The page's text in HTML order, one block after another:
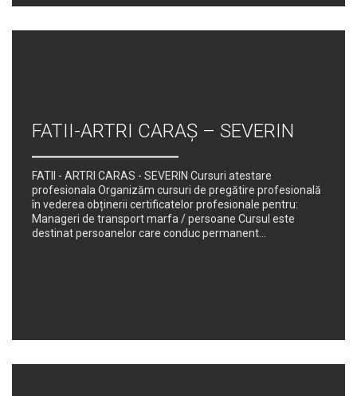
FATII-ARTRI CARAȘ – SEVERIN
FATII - ARTRI CARAS - SEVERIN Cursuri atestare
profesionala Organizăm cursuri de pregătire profesională
în vederea obținerii certificatelor profesionale pentru:
Manageri de transport marfa / persoane Cursul este
destinat persoanelor care conduc permanent...